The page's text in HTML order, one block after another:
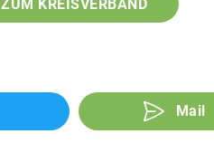
ZUM KREISVERBAND
Mail